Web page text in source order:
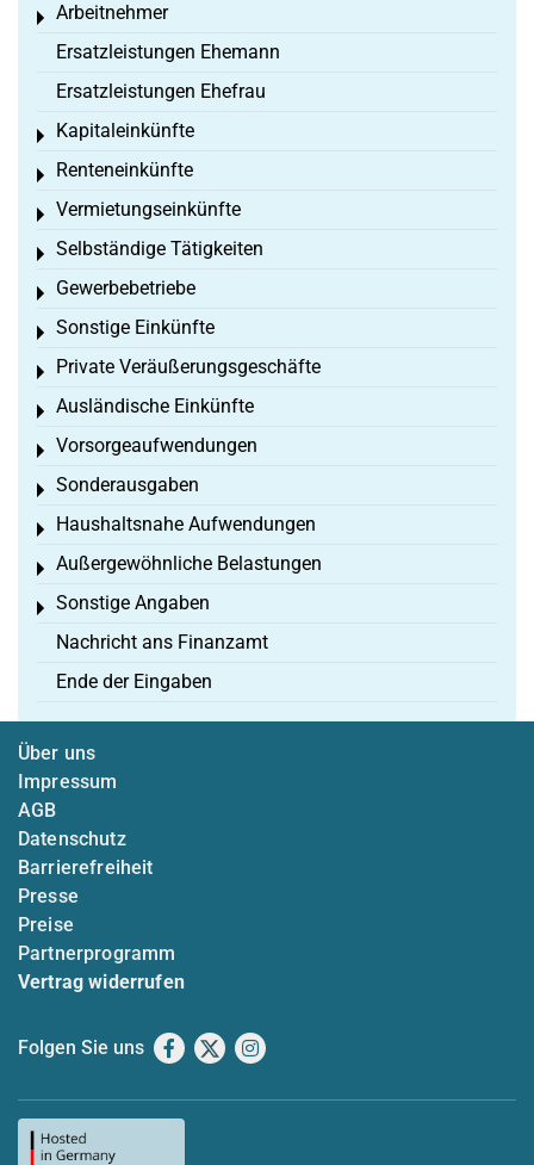
Arbeitnehmer
Toggle menu
Ersatzleistungen Ehemann
Ersatzleistungen Ehefrau
Kapitaleinkünfte
Toggle menu
Renteneinkünfte
Toggle menu
Vermietungseinkünfte
Toggle menu
Selbständige Tätigkeiten
Toggle menu
Gewerbebetriebe
Toggle menu
Sonstige Einkünfte
Toggle menu
Private Veräußerungsgeschäfte
Toggle menu
Ausländische Einkünfte
Toggle menu
Vorsorgeaufwendungen
Toggle menu
Sonderausgaben
Toggle menu
Haushaltsnahe Aufwendungen
Toggle menu
Außergewöhnliche Belastungen
Toggle menu
Sonstige Angaben
Toggle menu
Nachricht ans Finanzamt
Ende der Eingaben
Über uns
Impressum
AGB
Datenschutz
Barrierefreiheit
Presse
Preise
Partnerprogramm
Vertrag widerrufen
Folgen Sie uns Facebook
X Instagram